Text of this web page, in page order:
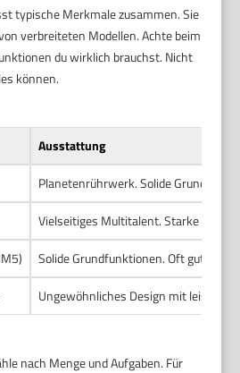
typische Merkmale zusammen. Sie
verbreiteten Modellen. Achte beim
du wirklich brauchst. Nicht
können.
Ausstattung
Planetenrührwerk. Solide
Vielseitiges Multitalent. Starke
Solide Grundfunktionen. Oft gute
Ungewöhnliches Design mit
nach Menge und Aufgaben. Für